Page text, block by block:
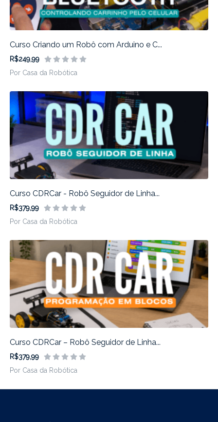
Curso Criando um Robô com Arduino e C...
R$249,99
Por Casa da Robótica
Curso CDRCar - Robô Seguidor de Linha...
R$379,99
Por Casa da Robótica
Curso CDRCar – Robô Seguidor de Linha...
R$379,99
Por Casa da Robótica